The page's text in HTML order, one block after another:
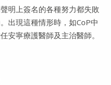
明上簽名的各種努力都失敗
出現這種情形時，如CoP中
安寧療護醫師及主治醫師。